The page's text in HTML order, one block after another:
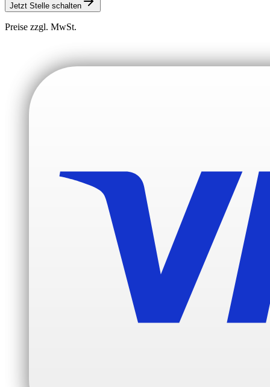
Jetzt Stelle schalten
Preise zzgl. MwSt.